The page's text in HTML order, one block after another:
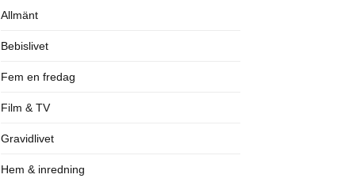
Allmänt
Bebislivet
Fem en fredag
Film & TV
Gravidlivet
Hem & inredning